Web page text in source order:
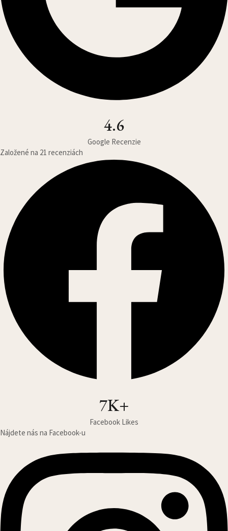
4.6
Google Recenzie
Založené na 21 recenziách
7K+
Facebook Likes
Nájdete nás na Facebook-u